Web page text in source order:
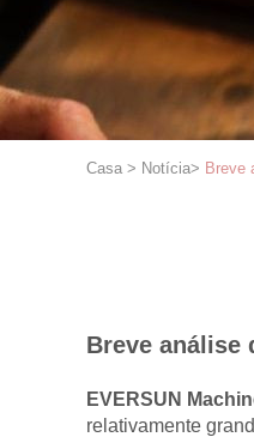
Casa > Notícia> Breve
Breve análise
EVERSUN
relativamente